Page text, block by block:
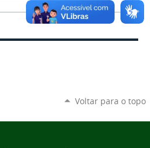
Arquivo
Voltar para o topo